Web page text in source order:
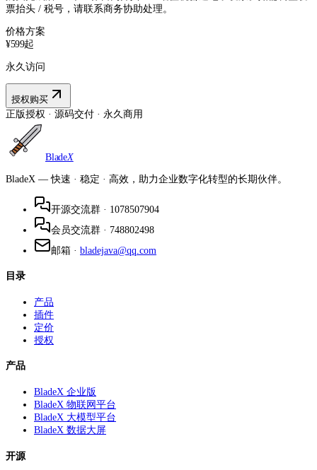
票抬头 / 税号，请联系商务协助处理。
价格方案
¥599起
永久访问
授权购买
正版授权 · 源码交付 · 永久商用
BladeX
BladeX — 快速 · 稳定 · 高效，助力企业数字化转型的长期伙伴。
开源交流群 · 1078507904
会员交流群 · 748802498
邮箱 · bladejava@qq.com
目录
产品
插件
定价
授权
产品
BladeX 企业版
BladeX 物联网平台
BladeX 大模型平台
BladeX 数据大屏
开源